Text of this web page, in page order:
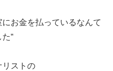
にお金を払っているなんて
”
リストの